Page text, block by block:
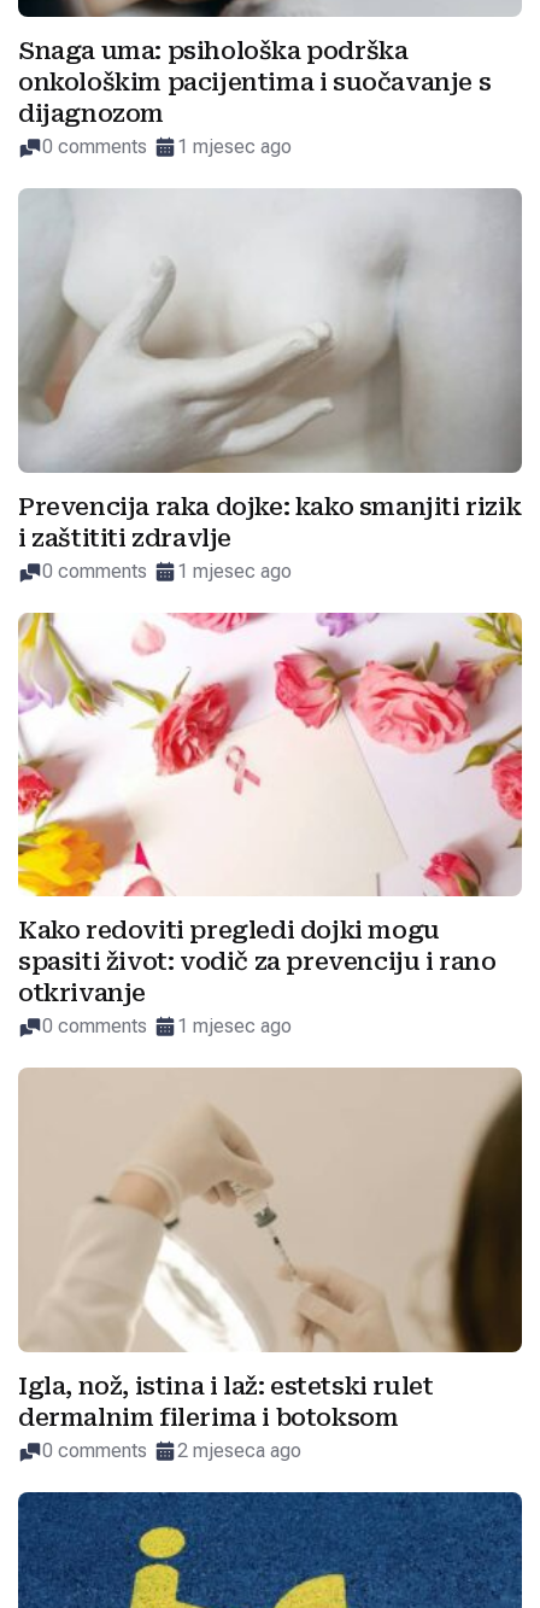
Snaga uma: psihološka podrška
onkološkim pacijentima i suočavanje s
dijagnozom
0 comments 1 mjesec ago
Prevencija raka dojke: kako smanjiti rizik
i zaštititi zdravlje
0 comments 1 mjesec ago
Kako redoviti pregledi dojki mogu
spasiti život: vodič za prevenciju i rano
otkrivanje
0 comments 1 mjesec ago
Igla, nož, istina i laž: estetski rulet
dermalnim filerima i botoksom
0 comments 2 mjeseca ago